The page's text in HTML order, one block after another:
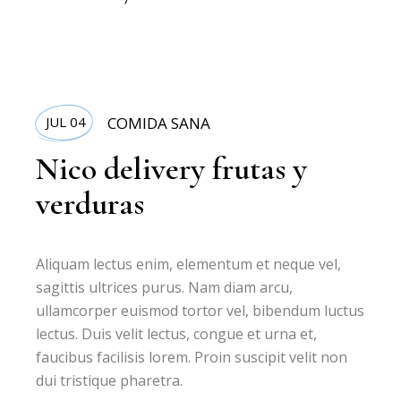
JUL 04 COMIDA SANA
Nico delivery frutas y
verduras
Aliquam lectus enim, elementum et neque vel,
sagittis ultrices purus. Nam diam arcu,
ullamcorper euismod tortor vel, bibendum luctus
lectus. Duis velit lectus, congue et urna et,
faucibus facilisis lorem. Proin suscipit velit non
dui tristique pharetra.